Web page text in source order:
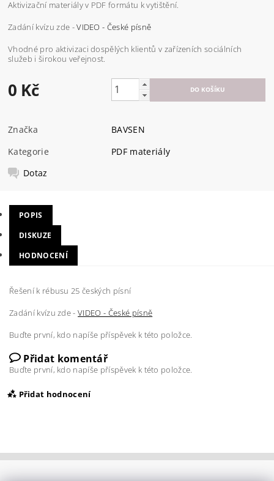
Aktivizační materiály v PDF formátu k vytištění.
Zadání kvízu zde -VIDEO - České písně
Vhodné pro aktivizaci dospělých klientů v zařízeních sociálních
služeb i širokou veřejnost.
0 Kč
Značka
BAVSEN
Kategorie
PDF materiály
Dotaz
POPIS
DISKUZE
HODNOCENÍ
Řešení k rébusu 25 českých písní
Zadání kvízu zde -VIDEO - České písně
Buďte první, kdo napíše příspěvek k této položce.
Přidat komentář
Buďte první, kdo napíše příspěvek k této položce.
Přidat hodnocení